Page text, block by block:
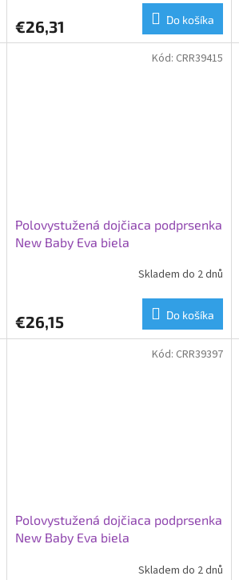
€26,31 Do košíka
Polovystužená dojčiaca podprsenka
New Baby Eva biela
Skladem do 2 dnů
€26,15 Do košíka
Kód: CRR39415
Polovystužená dojčiaca podprsenka
New Baby Eva biela
Skladem do 2 dnů
Kód: CRR39397